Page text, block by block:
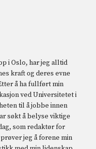
i Oslo, har jeg alltid
kraft og deres evne
å ha fullført min
ved Universitetet i
til å jobbe innen
søkt å belyse viktige
som redaktør for
jeg å forene min